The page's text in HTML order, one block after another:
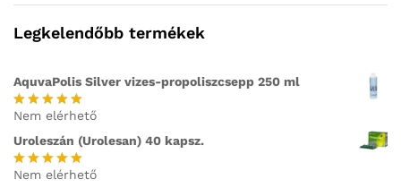
Legkelendőbb termékek
AquvaPolis Silver vizes-propoliszcsepp 250 ml
Értékelés:
5.00 / 5
Nem elérhető
Uroleszán (Urolesan) 40 kapsz.
Értékelés:
Nem elérhető